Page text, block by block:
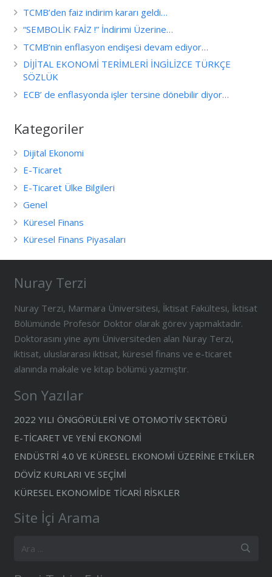
TCMB’den faiz indirim kararı geldi…
“SEMBOLİK FAİZ !” İndirimi Üzerine…
TCMB’nin enflasyon endişesi devam ediyor…
DİJİTAL EKONOMİ TERİMLERİ İNGİLİZCE TÜRKÇE
SÖZLÜK
ECB’ de enflasyonda işler tersine dönebilir diyor…
Kategoriler
Dijital Ekonomi
E-Ticaret
E-Ticaret Ülke Bilgileri
Genel
Küresel Finans
Küresel Finans Piyasaları
Nuray Terzi
Nuray Terzi, Marmara Üniversitesi, İktisat Fakültesi, İktisat
Bölümünde Profesör Doktor olarak görev yapmaktadır.
Doktorasını yine aynı Üniversiteden alan Nuray Terzi,
iktisat, uluslararası iktisat, küresel finans ve e-ticaret
alanında makale ve kitap bölümü yazmıştır.
Son Yazılar
2022 YILI ÖNGÖRÜLERİ VE OTOMOTİV SEKTÖRÜ
E-TİCARET VE YENİ EKONOMİ
ENDÜSTRİ 4.0 VE KÜRESEL EKONOMİ ÜZERİNE ETKİLER
DÖVİZ KURLARI VE SEÇİMİ
KÜRESEL EKONOMİDE TİCARİ RİSKLER
Site İçi Arama